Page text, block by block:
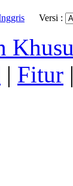
Versi :
| Fitur |